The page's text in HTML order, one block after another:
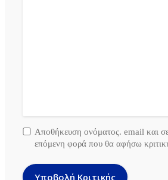
Αποθήκευση ονόματος. email και
επόμενη φορά που θα αφήσω